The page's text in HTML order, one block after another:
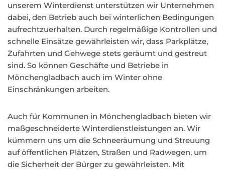
unserem Winterdienst unterstützen wir Unternehmen
dabei, den Betrieb auch bei winterlichen Bedingungen
aufrechtzuerhalten. Durch regelmäßige Kontrollen und
schnelle Einsätze gewährleisten wir, dass Parkplätze,
Zufahrten und Gehwege stets geräumt und gestreut
sind. So können Geschäfte und Betriebe in
Mönchengladbach auch im Winter ohne
Einschränkungen arbeiten.
Auch für Kommunen in Mönchengladbach bieten wir
maßgeschneiderte Winterdienstleistungen an. Wir
kümmern uns um die Schneeräumung und Streuung
auf öffentlichen Plätzen, Straßen und Radwegen, um
die Sicherheit der Bürger zu gewährleisten. Mit